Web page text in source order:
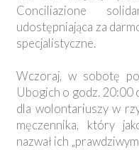
Conciliazione
udostępniająca za
specjalistyczne.
Wczoraj, w sobotę
Ubogich o godz. 20:00
dla wolontariuszy w
męczennika, który
nazwał ich